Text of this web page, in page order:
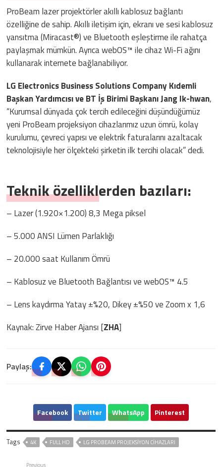
ProBeam lazer projektörler akıllı kablosuz bağlantı
özelliğine de sahip. Akıllı iletişim için, ekranı ve sesi kablosuz
yansıtma (Miracast®) ve Bluetooth eşleştirme ile rahatça
paylaşmak mümkün. Ayrıca webOS™ ile cihaz Wi-Fi ağını
kullanarak internete bağlanabiliyor.
LG Electronics Business Solutions Company Kıdemli
Başkan Yardımcısı ve BT İş Birimi Başkanı Jang Ik-hwan,
“Kurumsal dünyada çok tercih edileceğini düşündüğümüz
yeni ProBeam projeksiyon cihazlarımız uzun ömrü, kolay
kurulumu, çevreci yapısı ve elektrik faturalarını azaltacak
teknolojisiyle her ölçekteki şirketin ilk tercihi olacak” dedi.
Teknik özelliklerden bazıları:
– Lazer (1.920×1.200) 8,3 Mega piksel
– 5.000 ANSI Lümen Parlaklığı
– 20.000 saat Kullanım Ömrü
– Kablosuz ve Bluetooth Bağlantısı ve webOS™ 4.5
– Lens kaydırma Yatay ±%20, Dikey ±%50 ve Zoom x 1,6
Kaynak: Zirve Haber Ajansı [ZHA]
Paylaş:
Facebook Twitter WhatsApp Pinterest
Tags 4K FULL HD LG PROBEAM PROJEKSIYON CIHAZLARI
Previous